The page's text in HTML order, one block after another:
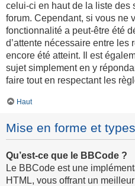
celui-ci en haut de la liste des
forum. Cependant, si vous ne
fonctionnalité a peut-être été
d’attente nécessaire entre les
encore été atteint. Il est
sujet simplement en y
faire tout en respectant les
Haut
Mise en forme et
Qu’est-ce que le BBCode ?
Le BBCode est une
HTML, vous offrant un